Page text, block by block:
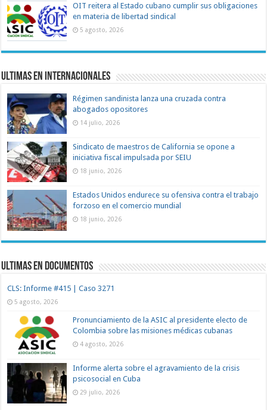
OIT reitera al Estado cubano cumplir sus obligaciones
en materia de libertad sindical
5 agosto, 2026
Ultimas en Internacionales
Régimen sandinista lanza una cruzada contra
abogados opositores
14 julio, 2026
Sindicato de maestros de California se opone a
iniciativa fiscal impulsada por SEIU
18 junio, 2026
Estados Unidos endurece su ofensiva contra el trabajo
forzoso en el comercio mundial
18 junio, 2026
Ultimas en documentos
CLS: Informe #415 | Caso 3271
5 agosto, 2026
Pronunciamiento de la ASIC al presidente electo de
Colombia sobre las misiones médicas cubanas
4 agosto, 2026
Informe alerta sobre el agravamiento de la crisis
psicosocial en Cuba
29 julio, 2026